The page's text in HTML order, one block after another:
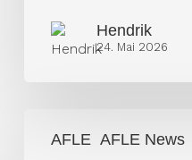
Hendrik
24. Mai 2026
AFLE AFLE News
wollen